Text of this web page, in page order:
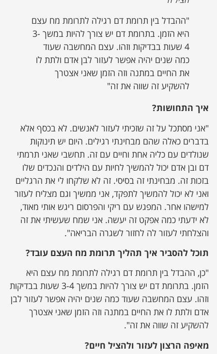
"ההבדל בין תרומת דם רגילה לתרומת מח עצם
היא הזמן. בתרומת דם יש צורך להיות במשך 3-
4 שעות בבדיקות וזהו. עצם המחשבה שעוד
כמה שנים יהיה אפשר לעזור לבן אדם ולתת לו
את החיים במתנה וזה הזמן שאני אצטרך
להשקיע זה שווה את זה"
איך התחושות?
"אני מסתכל על זה שזכיתי לעזור לאנשים. לא בכסף אלא
בדברים כאלה שהם מבחינתי רגילים. היום יש תינוקות
שנולדים עם כליה אחת וחיים עם זה. תחשבי שאני תרמתי
דם ובן אדם יכול להמשיך לחיות עם הילדים והנכדים שלו
בזכות זה. מבחינתי זה בסיסי. זה לא שלקחו לי את הרגליים
ואני לא יכול להמשיך לתפקד, אני ממשיך וגם מצליח לעזור
למישהו אחר. המפגש עם ריקי והפרסום ריגש אותי מאוד,
לא ידעתי כמה אפקט זה יעשה. אני שמח שעשיתי את זה
והצלחתי לעזור לה לחזור לשגרה הבריאה".
תוכל להסביר איך תהליך תרומת מח העצם עובד?
"כן, ההבדל בין תרומת דם רגילה לתרומת מח עצם היא
הזמן. בתרומת דם יש צורך להיות במשך 3-4 שעות בבדיקות
וזהו. עצם המחשבה שעוד כמה שנים יהיה אפשר לעזור לבן
אדם ולתת לו את החיים במתנה וזה הזמן שאני אצטרך
להשקיע זה שווה את זה".
מאיפה הרצון לעזור ולהציל חיים?